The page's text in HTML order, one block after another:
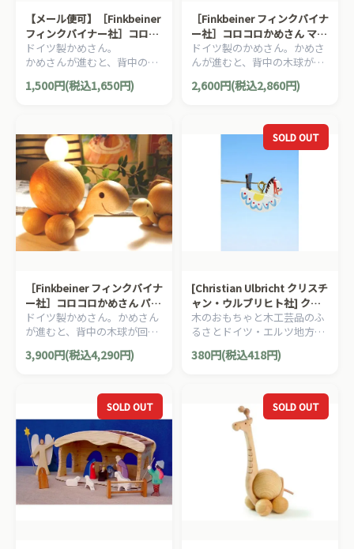
【メール便可】［Finkbeiner
フィンクバイナー社］コロコ
ロかめさん ベビー S
ドイツ製かめさん。
かめさんが進むと、背中の木
球が回ります。
1,500円(税込1,650円)
［Finkbeiner フィンクバイナ
ー社］コロコロかめさん ママ
Lドイツ製のかめさん。かめさ
んが進むと、背中の木球が回
2,600円(税込2,860円)
［Finkbeiner フィンクバイナ
ー社］コロコロかめさん パパ
LL
ドイツ製かめさん。かめさん
が進むと、背中の木球が回り
3,900円(税込4,290円)
SOLD OUT
[Christian Ulbricht クリスチ
ャン・ウルブリヒト社] クリ
スマスオーナメント 木馬 ミ
ニミニ
木のおもちゃと木工芸品のふ
るさとドイツ・エルツ地方ザ
イフェン村の手工芸のミニミ
ニサイズの木馬の木製クリス
380円(税込418円)
SOLD OUT SOLD OUT